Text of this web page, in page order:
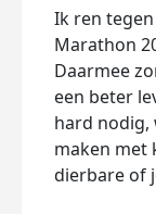
Ik ren
Marathon
Daarmee
een beter
hard
maken met
dierbare of